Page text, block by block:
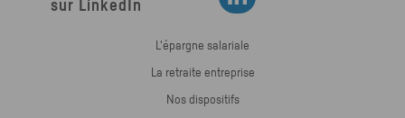
sur LinkedIn
L'épargne salariale
La retraite entreprise
Nos dispositifs